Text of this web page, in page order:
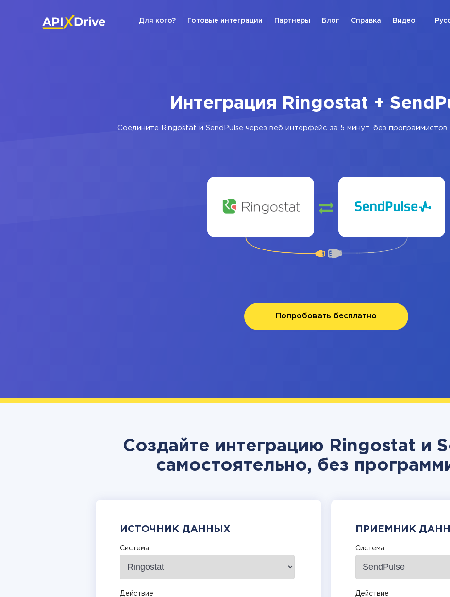
Для кого? Готовые интеграции Партнеры Блог Справка Видео
Интеграция Ringostat +
Соедините Ringostat и SendPulse через веб интерфейс за 5 минут, без программистов
Попробовать бесплатно
Создайте интеграцию Ringostat и
самостоятельно, без
ИСТОЧНИК ДАННЫХ
Система
Действие
ПРИЕМНИК
Система
Действие